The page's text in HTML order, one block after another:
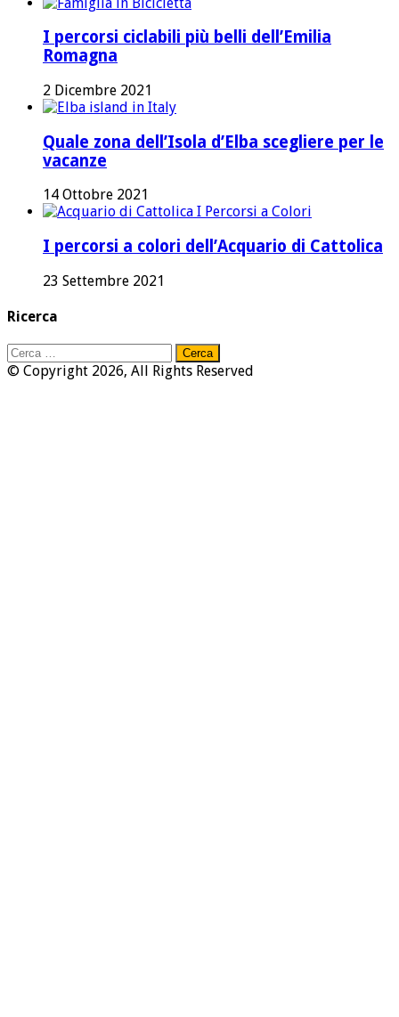
I percorsi ciclabili più belli dell’Emilia
Romagna
2 Dicembre 2021
Quale zona dell’Isola d’Elba scegliere per le
vacanze
14 Ottobre 2021
I percorsi a colori dell’Acquario di Cattolica
23 Settembre 2021
Ricerca
Ricerca
per:
© Copyright 2026, All Rights Reserved